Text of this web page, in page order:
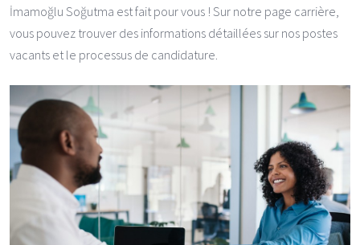
İmamoğlu Soğutma est fait pour vous ! Sur notre page carrière,
vous pouvez trouver des informations détaillées sur nos postes
vacants et le processus de candidature.